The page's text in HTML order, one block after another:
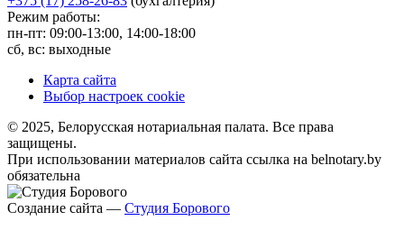
Режим работы:
пн-пт: 09:00-13:00, 14:00-18:00
сб, вс: выходные
Карта сайта
Выбор настроек cookie
© 2025, Белорусская нотариальная палата. Все права
защищены.
При использовании материалов сайта ссылка на belnotary.by
обязательна
Создание сайта — Студия Борового